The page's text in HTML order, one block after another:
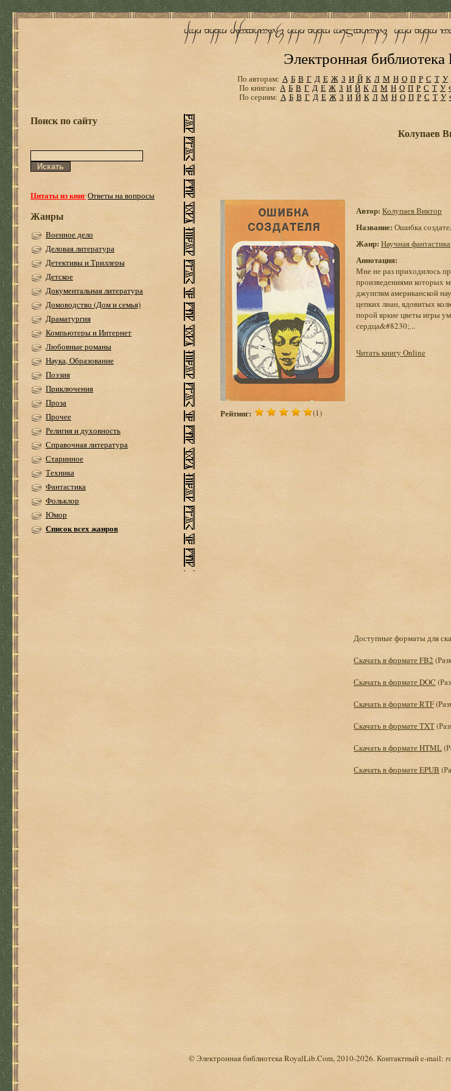
Электронная
По авторам: А Б В Г Д Е Ж З И Й К Л М Н О П Р С Т У
По книгам: А Б В Г Д Е Ж З И Й К Л М Н О П Р С Т У
По сериям: А Б В Г Д Е Ж З И Й К Л М Н О П Р С Т У
Поиск по сайту
Цитаты из книгОтветы на вопросы
Жанры
Военное дело
Деловая литература
Детективы и Триллеры
Детское
Документальная литература
Домоводство (Дом и семья)
Драматургия
Компьютеры и Интернет
Любовные романы
Наука, Образование
Поэзия
Приключения
Проза
Прочее
Религия и духовность
Справочная литература
Старинное
Техника
Фантастика
Фольклор
Юмор
Список всех жанров
Колупаев
Рейтинг: (1)
Автор: Колупаев Виктор
Название: Ошибка
Жанр: Научная фантастика
Аннотация:
Мне не раз приходилось
произведениями которых
джунглям американской
цепких лиан, ядовитых
порой яркие цветы игры
сердца&#8230;...
Читать книгу Online
Доступные форматы для
Скачать в формате FB2
Скачать в формате DOC
Скачать в формате RTF
Скачать в формате TXT
Скачать в формате HTML
Скачать в формате EPUB
© Электронная библиотека RoyalLib.Com, 2010-2026. Контактный e-mail: